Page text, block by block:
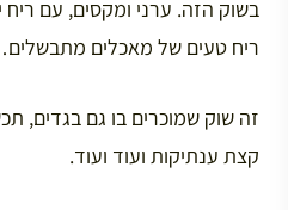
בשוק הזה. ערני ומקסים, עם ריח
ריח טעים של מאכלים
זה שוק שמוכרים בו גם בגדים,
קצת ענתיקות ועוד ועוד.